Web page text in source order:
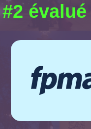
#2 évalué